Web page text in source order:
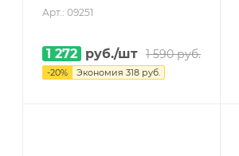
Арт.: 09251
1 272 руб./шт 1 590руб.
-20% Экономия 318 руб.